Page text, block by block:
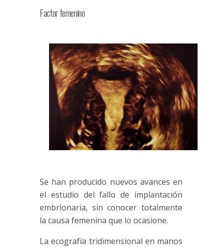
Factor femenino
Se han producido nuevos avances en
el estudio del fallo de implantación
embrionaria, sin conocer totalmente
la causa femenina que lo ocasione.
La ecografía tridimensional en manos